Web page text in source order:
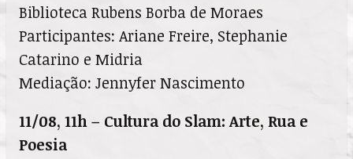
Biblioteca Rubens Borba de Moraes
Participantes: Ariane Freire, Stephanie
Catarino e Midria
Mediação: Jennyfer Nascimento
11/08, 11h – Cultura do Slam: Arte, Rua e
Poesia